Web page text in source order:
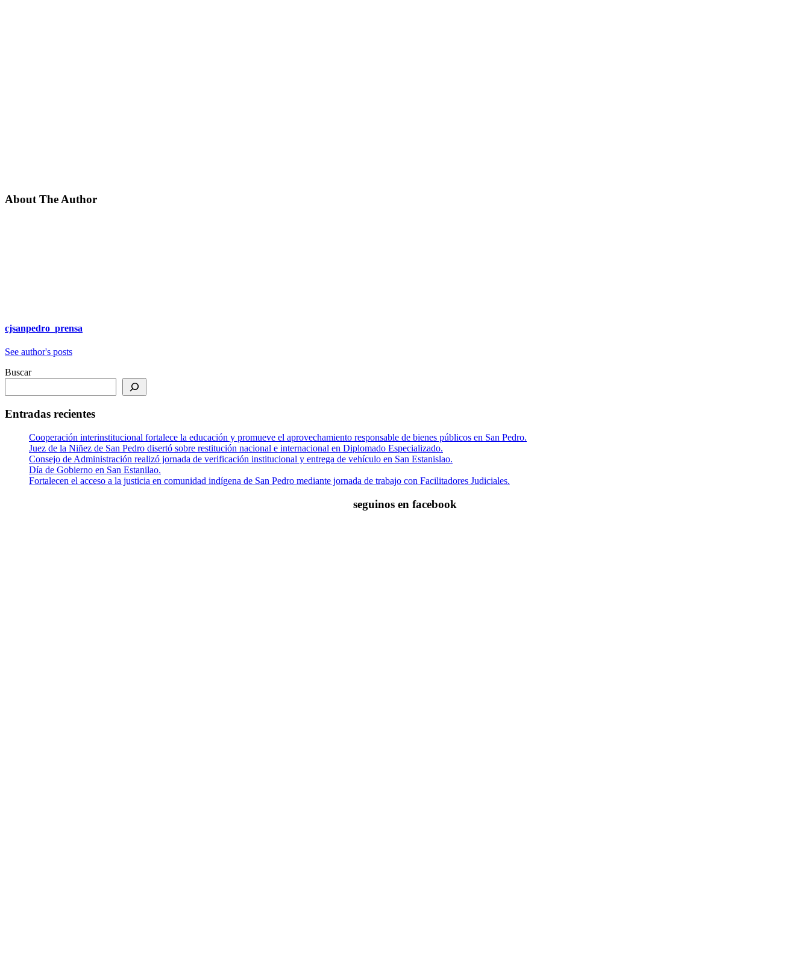
About The Author
cjsanpedro_prensa
See author's posts
Buscar
Entradas recientes
Cooperación interinstitucional fortalece la educación y promueve el aprovechamiento responsable de bienes públicos en San Pedro.
Juez de la Niñez de San Pedro disertó sobre restitución nacional e internacional en Diplomado Especializado.
Consejo de Administración realizó jornada de verificación institucional y entrega de vehículo en San Estanislao.
Día de Gobierno en San Estanilao.
Fortalecen el acceso a la justicia en comunidad indígena de San Pedro mediante jornada de trabajo con Facilitadores Judiciales.
seguinos en facebook